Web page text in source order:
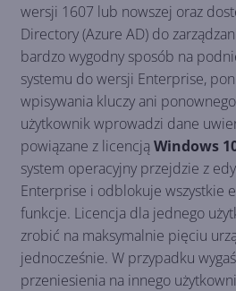
wersji 1607 lub nowszej oraz
Directory (Azure AD) do
bardzo wygodny sposób na
systemu do wersji Enterprise,
wpisywania kluczy ani
użytkownik wprowadzi dane
powiązane z licencją Windows
system operacyjny przejdzie z
Enterprise i odblokuje wszystkie
funkcje. Licencja dla jednego
zrobić na maksymalnie pięciu
jednocześnie. W przypadku
przeniesienia na innego